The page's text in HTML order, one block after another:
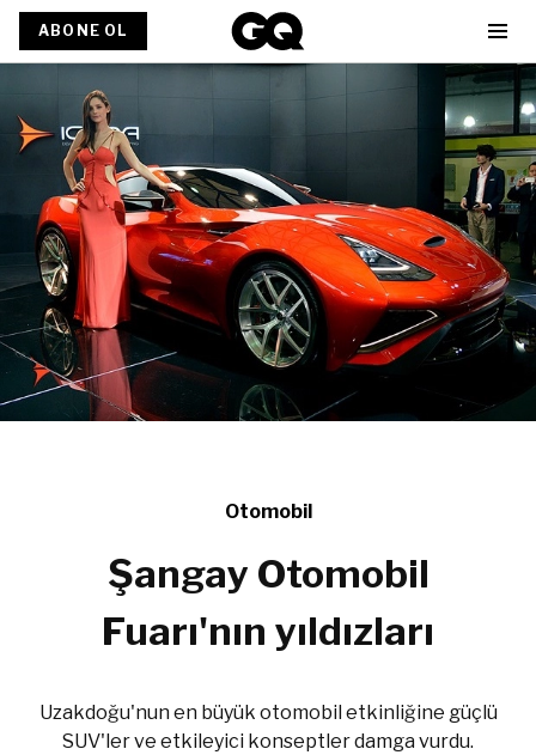
ABONE OL
Otomobil
Şangay Otomobil
Fuarı'nın yıldızları
Uzakdoğu'nun en büyük otomobil etkinliğine güçlü
SUV'ler ve etkileyici konseptler damga vurdu.